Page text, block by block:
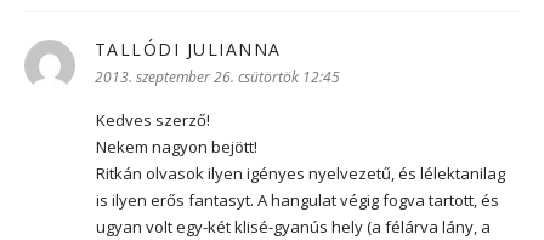
TALLÓDI JULIANNA
2013. szeptember 26. csütörtök 12:45
Kedves szerző!
Nekem nagyon bejött!
Ritkán olvasok ilyen igényes nyelvezetű, és lélektanilag
is ilyen erős fantasyt. A hangulat végig fogva tartott, és
ugyan volt egy-két klisé-gyanús hely (a félárva lány, a